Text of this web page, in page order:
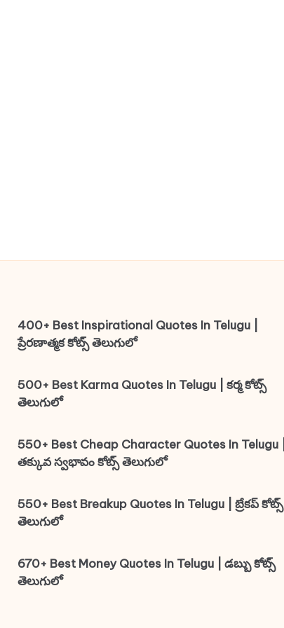
400+ Best Inspirational Quotes In Telugu |
ప్రేరణాత్మక కోట్స్ తెలుగులో
500+ Best Karma Quotes In Telugu | కర్మ కోట్స్
తెలుగులో
550+ Best Cheap Character Quotes In Telugu |
తక్కువ స్వభావం కోట్స్ తెలుగులో
550+ Best Breakup Quotes In Telugu | బ్రేకప్ కోట్స్
తెలుగులో
670+ Best Money Quotes In Telugu | డబ్బు కోట్స్
తెలుగులో